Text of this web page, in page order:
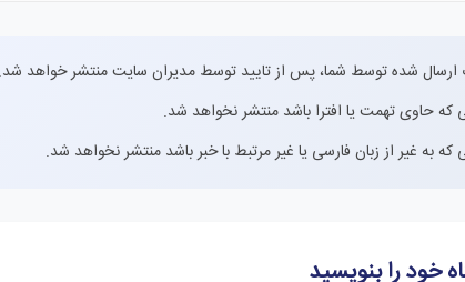
ارسال شده توسط شما، پس از تایید توسط مدیران سایت منتشر خواهد شد.
که حاوی تهمت یا افترا باشد منتشر نخواهد شد.
که به غیر از زبان فارسی یا غیر مرتبط با خبر باشد منتشر نخواهد شد.
خود را بنویسید